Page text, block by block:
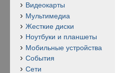
Видеокарты
Мультимедиа
Жесткие диски
Ноутбуки и планшеты
Мобильные устройства
События
Сети